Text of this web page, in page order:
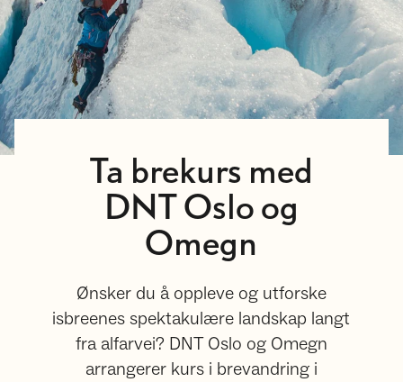
Ta brekurs med
DNT Oslo og
Omegn
Ønsker du å oppleve og utforske
isbreenes spektakulære landskap langt
fra alfarvei? DNT Oslo og Omegn
arrangerer kurs i brevandring i